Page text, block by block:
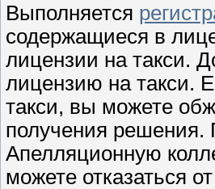
Выполняется
содержащиеся в
лицензии на такси.
лицензию на такси.
такси, вы можете
получения
Апелляционную
можете отказаться